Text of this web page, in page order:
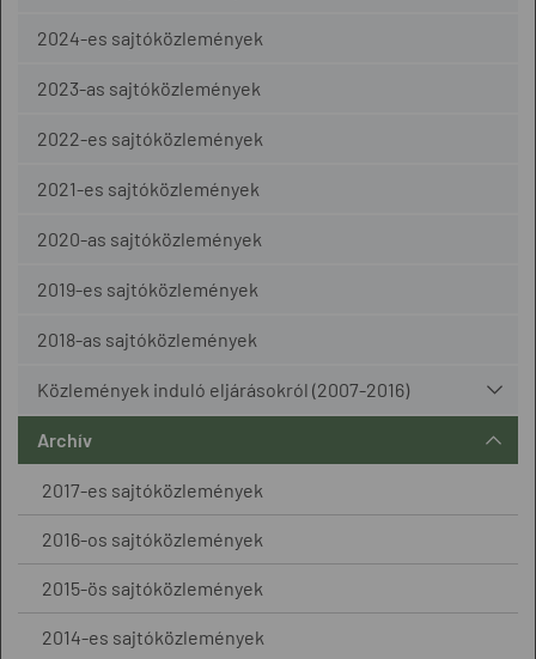
2024-es sajtóközlemények
2023-as sajtóközlemények
2022-es sajtóközlemények
2021-es sajtóközlemények
2020-as sajtóközlemények
2019-es sajtóközlemények
2018-as sajtóközlemények
Közlemények induló eljárásokról (2007-2016)
Archív
2017-es sajtóközlemények
2016-os sajtóközlemények
2015-ös sajtóközlemények
2014-es sajtóközlemények